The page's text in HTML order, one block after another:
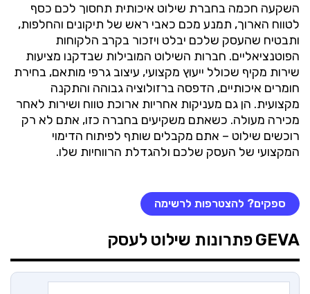
השקעה חכמה בחברת שילוט איכותית תחסוך לכם כסף
לטווח הארוך, תמנע מכם כאבי ראש של תיקונים והחלפות,
ותבטיח שהעסק שלכם יבלט ויזכור בקרב הלקוחות
הפוטנציאליים. חברות השילוט המובילות שבדקנו מציעות
שירות מקיף שכולל ייעוץ מקצועי, עיצוב גרפי מותאם, בחירת
חומרים איכותיים, הדפסה ברזולוציה גבוהה והתקנה
מקצועית. הן גם מעניקות אחריות ארוכת טווח ושירות לאחר
מכירה מעולה. כשאתם משקיעים בחברה כזו, אתם לא רק
רוכשים שילוט – אתם מקבלים שותף לפיתוח הדימוי
המקצועי של העסק שלכם ולהגדלת הרווחיות שלו.
ספקים? להצטרפות לרשימה
GEVAפתרונות שילוט לעסק